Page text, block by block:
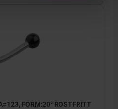
FORM:20° ROSTFRITT